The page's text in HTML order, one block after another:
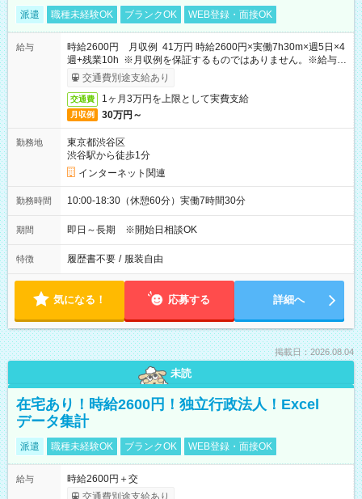
派遣 職種未経験OK ブランクOK WEB登録・面接OK
給与
時給2600円 月収例 41万円 時給2600円×実働7h30m×週5日×4
週+残業10h ※月収例を保証するものではありません。※給与即
受取りサービス利用可（利用条件有）
交通費別途支給あり
交通費 1ヶ月3万円を上限として実費支給
月収例 30万円～
勤務地
東京都渋谷区
渋谷駅から徒歩1分
インターネット関連
勤務時間 10:00-18:30（休憩60分）実働7時間30分
期間 即日～長期 ※開始日相談OK
特徴 履歴書不要 / 服装自由
気になる！ 応募する 詳細へ
掲載日：2026.08.04
未読
在宅あり！時給2600円！独立行政法人！Excel
データ集計
派遣 職種未経験OK ブランクOK WEB登録・面接OK
給与
時給2600円＋交
交通費別途支給あり